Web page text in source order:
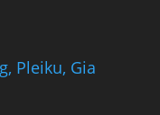
Pleiku, Gia